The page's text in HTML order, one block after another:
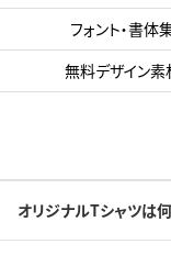
フォント・書体
無料デザイン素
オリジナルTシャツは